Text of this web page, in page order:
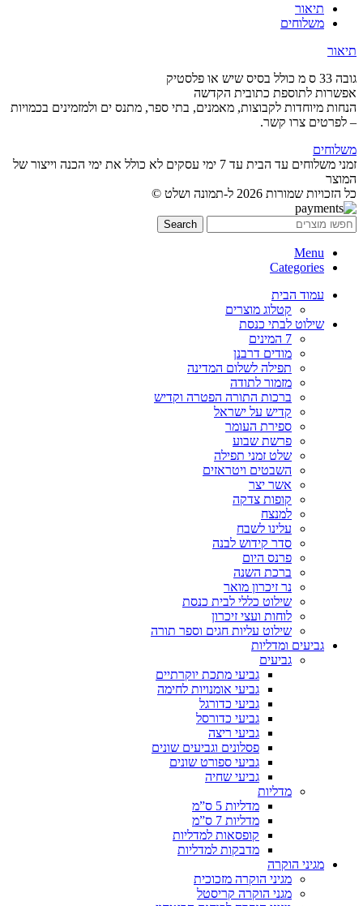
תיאור
משלוחים
תיאור
גובה 33 ס מ כולל בסיס שיש או פלסטיק
אפשרות לתוספת כתובית הקדשה
הנחות מיוחדות לקבוצות, מאמנים, בתי ספר, מתנס ים ולמזמינים בכמויות
– לפרטים צרו קשר.
משלוחים
זמני משלוחים עד הבית עד 7 ימי עסקים לא כולל את ימי הכנה וייצור של
המוצר
כל הזכויות שמורות 2026 ל-תמונה ושלט ©
Search
Menu
Categories
עמוד הבית
קטלוג מוצרים
שילוט לבתי כנסת
7 המינים
מודים דרבנן
תפילה לשלום המדינה
מזמור לתודה
ברכות התורה הפטרה וקדיש
קדיש על ישראל
ספירת העומר
פרשת שבוע
שלט זמני תפילה
השבטים ויטראזים
אשר יצר
קופות צדקה
למנצח
עלינו לשבח
סדר קידוש לבנה
פרנס היום
ברכת השנה
נר זיכרון מואר
שילוט כללי לבית כנסת
לוחות ועצי זיכרון
שילוט עליות חגים וספר תורה
גביעים ומדליות
גביעים
גביעי מתכת יוקרתיים
גביעי אומנויות לחימה
גביעי כדורגל
גביעי כדורסל
גביעי ריצה
פסלונים וגביעים שונים
גביעי ספורט שונים
גביעי שחיה
מדליות
מדליות 5 ס”מ
מדליות 7 ס”מ
קופסאות למדליות
מדבקות למדליות
מגיני הוקרה
מגיני הוקרה מזכוכית
מגני הוקרה קריסטל